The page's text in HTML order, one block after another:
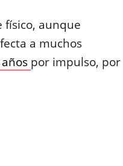
físico, aunque
a muchos
por impulso, por